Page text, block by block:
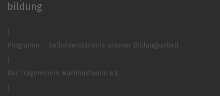
bildung
Programm Selbstverständnis unserer Bildungsarbeit
Der Trägerverein Martinusforum e.V.